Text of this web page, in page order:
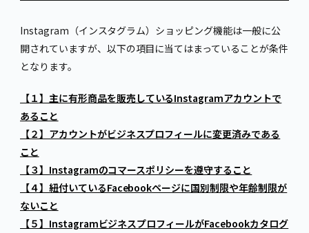
Instagram（インスタグラム）ショッピング機能は一般に公
開されていますが、以下の項目に当てはまっていることが条件
となります。
【１】主に有形商品を販売しているInstagramアカウントで
あること
【２】アカウントがビジネスプロフィールに変更済みである
こと
【３】Instagramのコマースポリシーを遵守すること
【４】紐付いているFacebookページに国別制限や年齢制限が
ないこと
【５】InstagramビジネスプロフィールがFacebookカタログ